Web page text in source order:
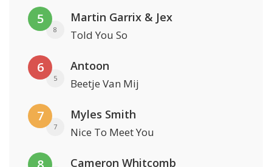
5
8
Martin Garrix & Jex
Told You So
6
5
Antoon
Beetje Van Mij
7
7
Myles Smith
Nice To Meet You
Cameron Whitcomb